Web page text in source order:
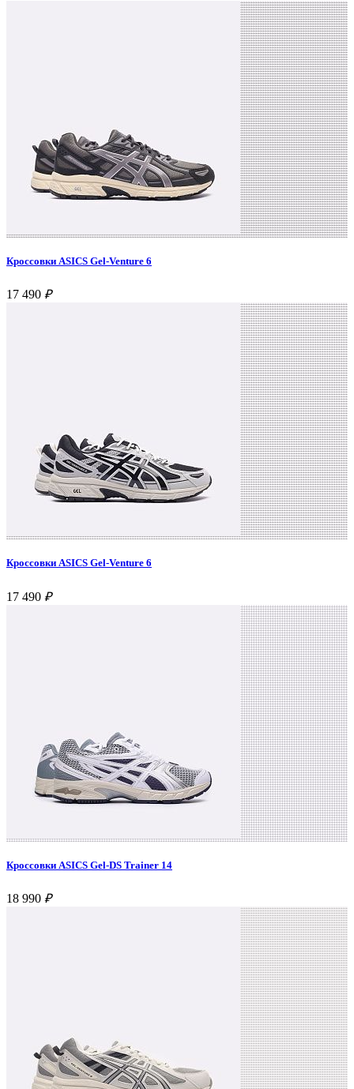
Кроссовки ASICS Gel-Venture 6
17 490 ₽
Кроссовки ASICS Gel-Venture 6
17 490 ₽
Кроссовки ASICS Gel-DS Trainer 14
18 990 ₽